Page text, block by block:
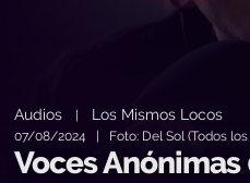
Audios Los Mismos Locos
07/08/2024 | Foto: Del Sol (Todos los
Voces